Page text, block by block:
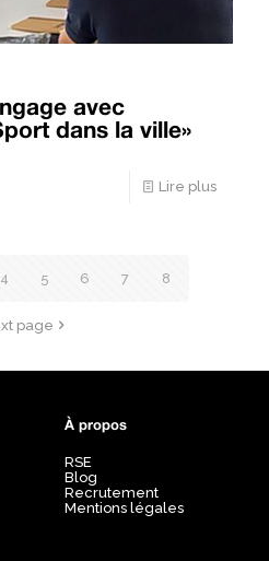
avec
dans la ville»
Lire plus
4 5 6 7 8
page
À propos
RSE
Blog
Recrutement
Mentions légales